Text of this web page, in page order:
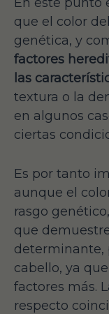
que el color
genética, y
factores
las
textura o la
en algunos
ciertas
Es por tanto
aunque el
rasgo
que
determinante,
cabello, ya
factores más.
respecto